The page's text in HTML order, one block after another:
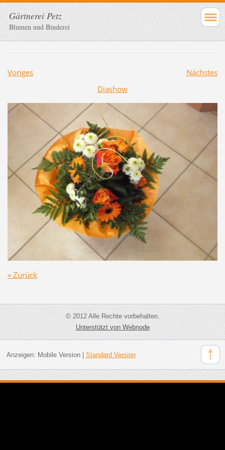
Gärtnerei Petz
Blumen und Binderei
Voriges
Nächstes
Diashow
« Zurück
© 2012 Alle Rechte vorbehalten.
Unterstützt von Webnode
Anzeigen: Mobile Version| Standard Version